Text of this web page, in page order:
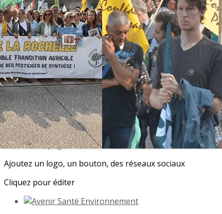
Exporter les lignes sélectionnées
Exporter toutes les colonnes
Exporter uniquement les colonnes affichées
Menu
<
>
Projet NEEXT
L'Appel de La Rochelle
Informer et mobiliser
Transition Agricole
Accompagnement des familles
Ajoutez un logo, un bouton, des réseaux sociaux
Cliquez pour éditer